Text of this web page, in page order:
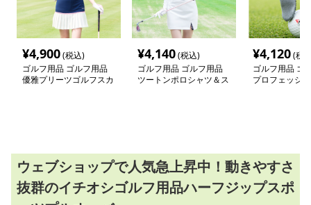
¥4,900(税込)
ゴルフ用品 ゴルフ用品
優雅プリーツゴルフスカ
¥4,140(税込)
ゴルフ用品 ゴルフ用品
ツートンポロシャツ＆ス
¥4,120(税
ゴルフ用品 ゴ
プロフェッシ
ウェブショップで人気急上昇中！動きやすさ
抜群のイチオシゴルフ用品ハーフジップスポ